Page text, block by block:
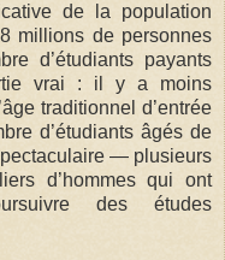
de la population
millions de personnes
d’étudiants payants
vrai : il y a moins
traditionnel d’entrée
d’étudiants âgés de
— plusieurs
d’hommes qui ont
des études